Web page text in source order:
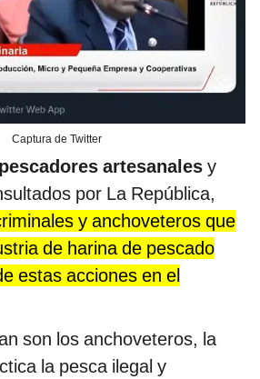
Captura de Twitter
pescadores artesanales y
por La República,
y anchoveteros que
de harina de pescado
estas acciones en el
son los anchoveteros, la
la pesca ilegal y